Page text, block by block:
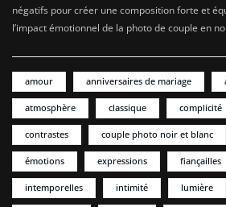
négatifs pour créer une composition forte et
l’impact émotionnel de la photo de couple en
amour anniversaires de mariage
atmosphère classique complicité
contrastes couple photo noir et blanc
émotions expressions fiançailles
intemporelles intimité lumière